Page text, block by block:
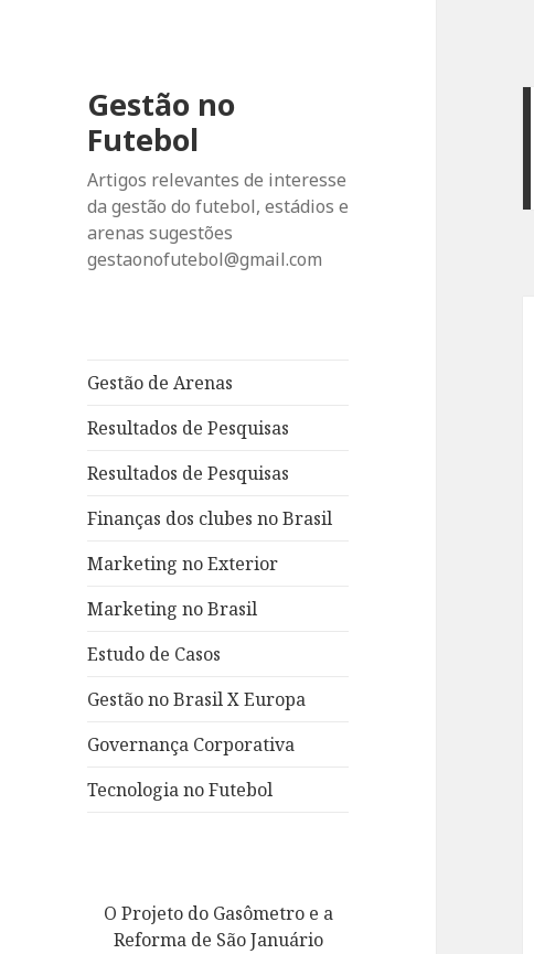
Gestão no
Futebol
Artigos relevantes de interesse
da gestão do futebol, estádios e
arenas sugestões
gestaonofutebol@gmail.com
Gestão de Arenas
Resultados de Pesquisas
Resultados de Pesquisas
Finanças dos clubes no Brasil
Marketing no Exterior
Marketing no Brasil
Estudo de Casos
Gestão no Brasil X Europa
Governança Corporativa
Tecnologia no Futebol
O Projeto do Gasômetro e a
Reforma de São Januário